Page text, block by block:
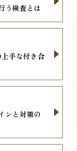
う検査とは
手な付き合
ンと対策の